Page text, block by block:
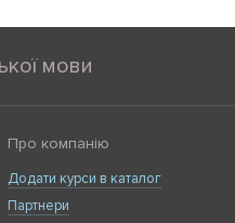
мови
Про компанію
Додати курси в каталог
Партнери